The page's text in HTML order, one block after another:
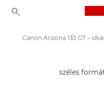
Megoldások ésszéles